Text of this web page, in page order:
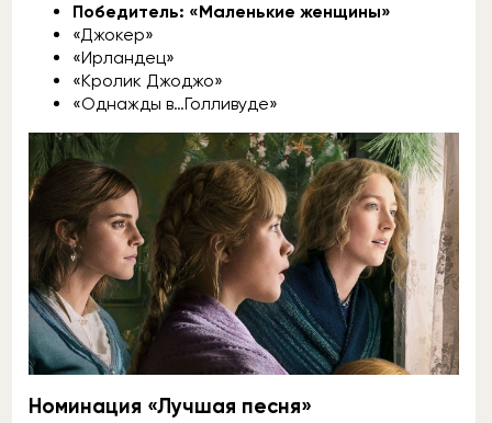
Победитель: «Маленькие женщины»
«Джокер»
«Ирландец»
«Кролик Джоджо»
«Однажды в…Голливуде»
Номинация «Лучшая песня»